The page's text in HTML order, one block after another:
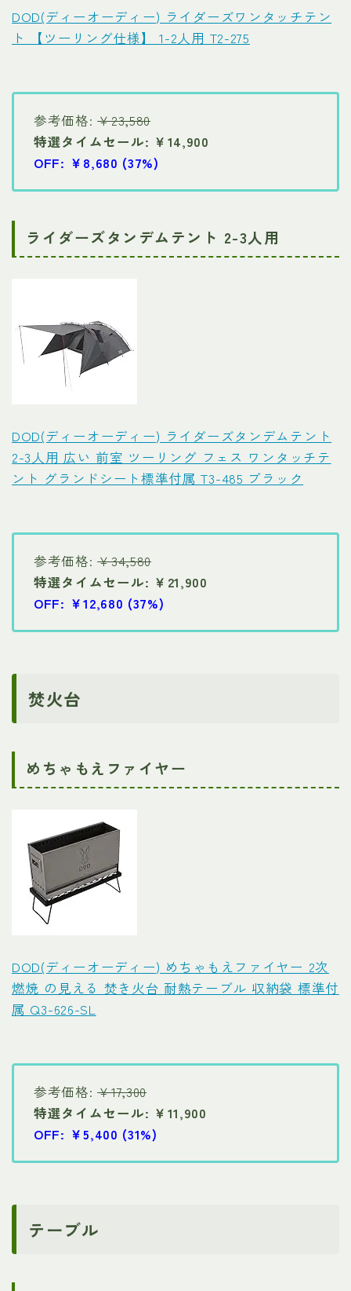
DOD(ディーオーディー) ライダーズワンタッチテン
ト 【ツーリング仕様】 1-2人用 T2-275
参考価格:￥23,580
特選タイムセール: ￥14,900
OFF: ￥8,680 (37%)
ライダーズタンデムテント 2-3人用
DOD(ディーオーディー) ライダーズタンデムテント
2-3人用 広い 前室 ツーリング フェス ワンタッチテ
ント グランドシート標準付属 T3-485 ブラック
参考価格:￥34,580
特選タイムセール: ￥21,900
OFF: ￥12,680 (37%)
焚火台
めちゃもえファイヤー
DOD(ディーオーディー) めちゃもえファイヤー 2次
燃焼 の見える 焚き火台 耐熱テーブル 収納袋 標準付
属 Q3-626-SL
参考価格:￥17,300
特選タイムセール: ￥11,900
OFF: ￥5,400 (31%)
テーブル